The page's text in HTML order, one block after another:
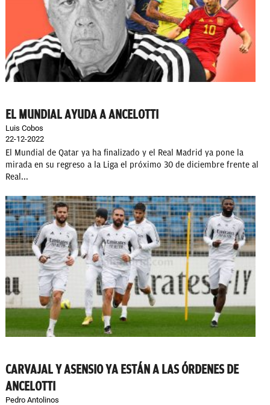
EL MUNDIAL AYUDA A ANCELOTTI
Luis Cobos
22-12-2022
El Mundial de Qatar ya ha finalizado y el Real Madrid ya pone la
mirada en su regreso a la Liga el próximo 30 de diciembre frente al
Real...
CARVAJAL Y ASENSIO YA ESTÁN A LAS ÓRDENES DE
ANCELOTTI
Pedro Antolinos